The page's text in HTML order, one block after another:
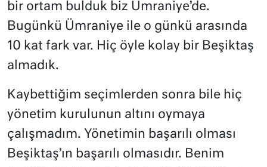
bir ortam bulduk biz Ümraniye’de.
Bugünkü Ümraniye ile o günkü arasında
10 kat fark var. Hiç öyle kolay bir Beşiktaş
almadık.
Kaybettiğim seçimlerden sonra bile hiç
yönetim kurulunun altını oymaya
çalışmadım. Yönetimin başarılı olması
Beşiktaş’ın başarılı olmasıdır. Benim